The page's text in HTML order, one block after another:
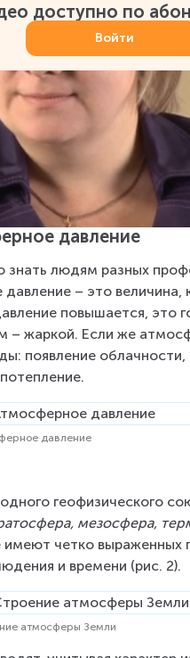
доступно по
Войти
давление
людям разных
– это величина,
повышается, это
– жаркой. Если же
появление
давление
геофизического
мезосфера,
четко выраженных
и времени (рис. 2).
атмосферы Земли